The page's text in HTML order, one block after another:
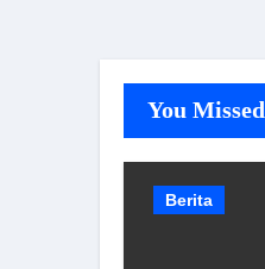
You Missed
Berita